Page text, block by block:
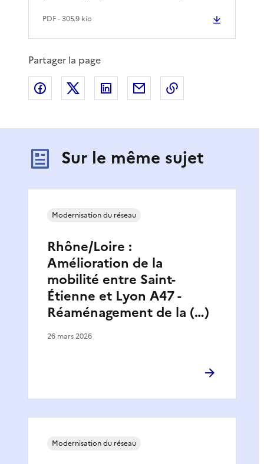
PDF- 305.9 kio
Partager la page
Partager sur Facebook
Partager sur XPartager sur LinkedIn
Partager par email
Sur le même sujet
Rhône/Loire :
Amélioration de la
mobilité entre Saint-
Étienne et Lyon A47 -
Réaménagement de la (…)
Modernisation du réseau
26 mars 2026
Modernisation du réseau